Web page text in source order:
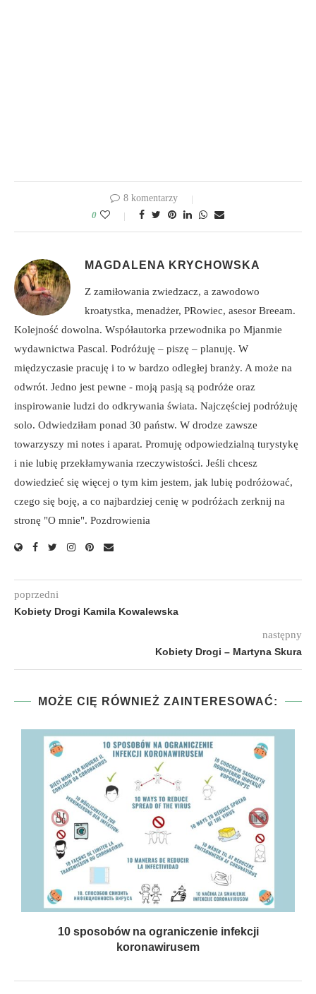
8 komentarzy
0
MAGDALENA KRYCHOWSKA
Z zamiłowania zwiedzacz, a zawodowo
kroatystka, menadżer, PRowiec, asesor Breeam.
Kolejność dowolna. Współautorka przewodnika po Mjanmie
wydawnictwa Pascal. Podróżuję – piszę – planuję. W
międzyczasie pracuję i to w bardzo odległej branży. A może na
odwrót. Jedno jest pewne - moją pasją są podróże oraz
inspirowanie ludzi do odkrywania świata. Najczęściej podróżuję
solo. Odwiedziłam ponad 30 państw. W drodze zawsze
towarzyszy mi notes i aparat. Promuję odpowiedzialną turystykę
i nie lubię przekłamywania rzeczywistości. Jeśli chcesz
dowiedzieć się więcej o tym kim jestem, jak lubię podróżować,
czego się boję, a co najbardziej cenię w podróżach zerknij na
stronę "O mnie". Pozdrowienia
poprzedni
Kobiety Drogi Kamila Kowalewska
następny
Kobiety Drogi – Martyna Skura
MOŻE CIĘ RÓWNIEŻ ZAINTERESOWAĆ:
10 sposobów na ograniczenie infekcji
koronawirusem